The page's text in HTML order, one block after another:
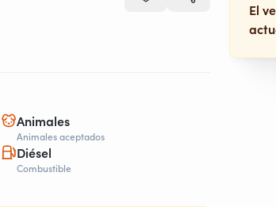
Animales
Animales aceptados
Diésel
Combustible
El